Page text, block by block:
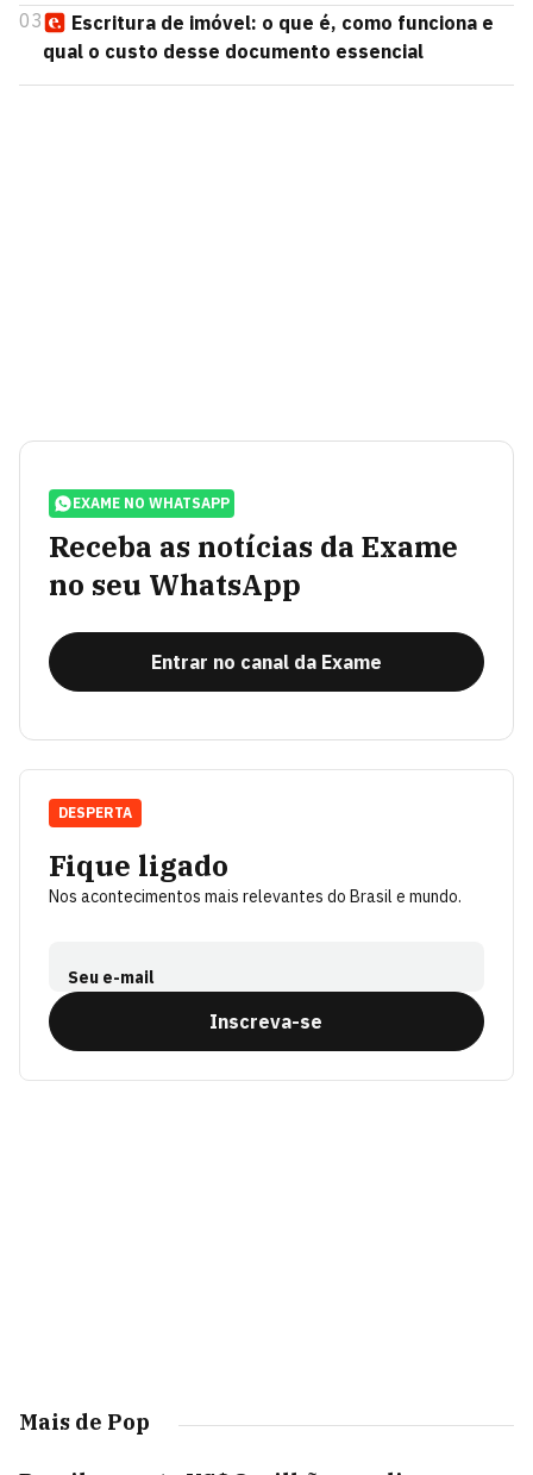
03
Escritura de imóvel: o que é, como funciona e
qual o custo desse documento essencial
EXAME NO WHATSAPP
Receba as notícias da Exame
no seu WhatsApp
Entrar no canal da Exame
Fique ligado
Nos acontecimentos mais relevantes do Brasil e mundo.
Seu e-mail
Inscreva-se
DESPERTA
Mais de Pop